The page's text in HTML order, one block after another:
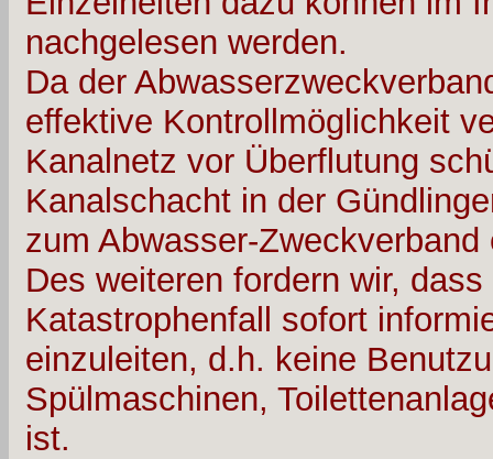
nachgelesen werden.
Da der
effektive Kontrollmöglichkeit
Kanalnetz vor Überflutung
Kanalschacht in der
zum Abwasser-Zweckverband
Des weiteren fordern wir,
Katastrophenfall sofort
einzuleiten, d.h. keine
Spülmaschinen,
ist.